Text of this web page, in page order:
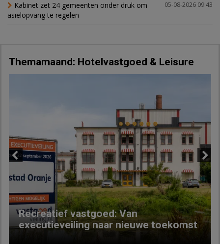
05-08-2026 09:43
Kabinet zet 24 gemeenten onder druk om
asielopvang te regelen
Themamaand: Hotelvastgoed & Leisure
Recreatief vastgoed: Van
executieveiling naar nieuwe toekomst
Next